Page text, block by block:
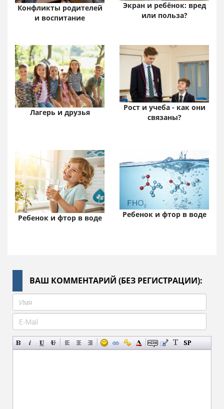
Конфликты родителей
и воспитание
Экран и ребёнок: вред
или польза?
Лагерь и друзья
Рост и учеба - как они
связаны?
Ребенок и фтор в воде Ребенок и фтор в воде
ВАШ КОММЕНТАРИЙ (БЕЗ РЕГИСТРАЦИИ):